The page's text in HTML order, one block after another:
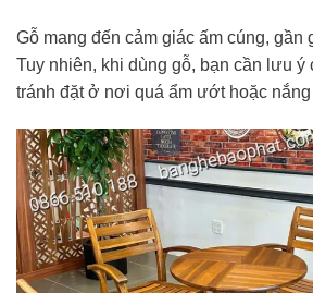
Gỗ mang đến cảm giác ấm cúng, gần
Tuy nhiên, khi dùng gỗ, bạn cần lưu ý
tránh đặt ở nơi quá ẩm ướt hoặc nắng